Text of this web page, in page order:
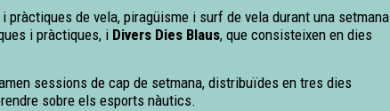
pràctiques de vela, piragüisme i surf de vela durant una setmana
i pràctiques, i Divers Dies Blaus, que consisteixen en dies
sessions de cap de setmana, distribuïdes en tres dies
sobre els esports nàutics.